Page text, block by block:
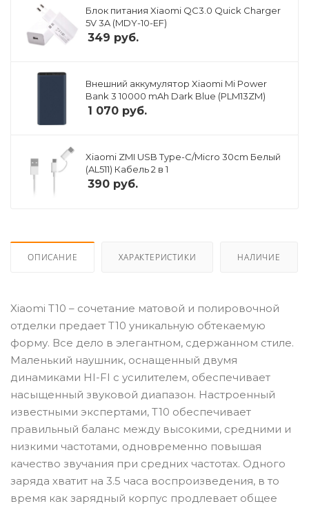
Блок питания Xiaomi QC3.0 Quick Charger
5V 3A (MDY-10-EF)
349 руб.
Внешний аккумулятор Xiaomi Mi Power
Bank 3 10000 mAh Dark Blue (PLM13ZM)
1 070 руб.
Xiaomi ZMI USB Type-C/Micro 30cm Белый
(AL511) Кабель 2 в 1
390 руб.
ОПИСАНИЕ ХАРАКТЕРИСТИКИ НАЛИЧИЕ
Xiaomi T10 – сочетание матовой и полировочной
отделки предает T10 уникальную обтекаемую
форму. Все дело в элегантном, сдержанном стиле.
Маленький наушник, оснащенный двумя
динамиками HI-FI с усилителем, обеспечивает
насыщенный звуковой диапазон. Настроенный
известными экспертами, T10 обеспечивает
правильный баланс между высокими, средними и
низкими частотами, одновременно повышая
качество звучания при средних частотах. Одного
заряда хватит на 3.5 часа воспроизведения, в то
время как зарядный корпус продлевает общее